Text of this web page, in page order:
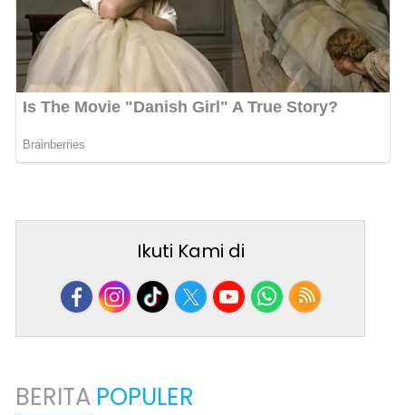
Ikuti Kami di
BERITA POPULER